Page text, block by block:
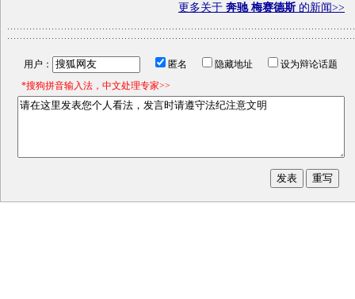
更多关于 奔驰 梅赛德斯的新闻>>
用户： 匿名 隐藏地址
设为辩论话题
*搜狗拼音输入法，中文处理专家>>